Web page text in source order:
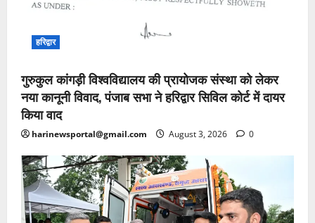
हरिद्वार
गुरुकुल कांगड़ी विश्वविद्यालय की प्रायोजक संस्था को लेकर
नया कानूनी विवाद, पंजाब सभा ने हरिद्वार सिविल कोर्ट में दायर
किया वाद
harinewsportal@gmail.com August 3, 2026 0